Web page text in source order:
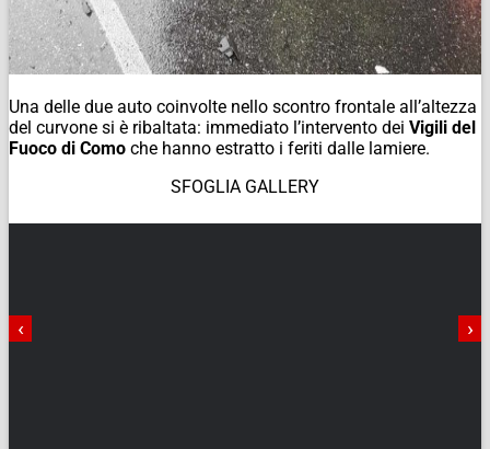
Una delle due auto coinvolte nello scontro frontale all’altezza
del curvone si è ribaltata: immediato l’intervento dei Vigili del
Fuoco di Como che hanno estratto i feriti dalle lamiere.
SFOGLIA GALLERY
‹ ›